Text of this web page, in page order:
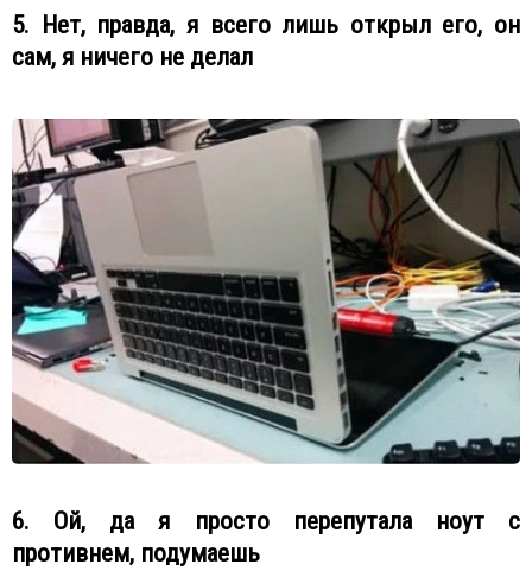
5. Нет, правда, я всего лишь открыл его, он
сам, я ничего не делал
6. Ой, да я просто перепутала ноут с
противнем, подумаешь